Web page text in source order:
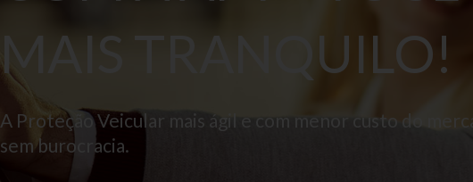
MAIS TRANQUILO!
A Proteção Veicular mais ágil e com menor custo do
sem burocracia.